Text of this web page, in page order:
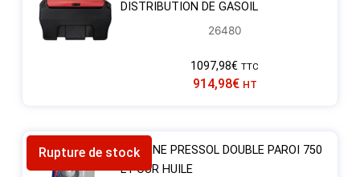
DISTRIBUTION DE GASOIL
26480
1097,98€ TTC
914,98€ HT
Rupture de stockCITERNE PRESSOL DOUBLE PAROI 750
L POUR HUILE